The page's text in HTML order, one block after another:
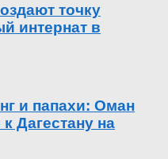
точку
интернат в
и папахи: Оман
Дагестану на